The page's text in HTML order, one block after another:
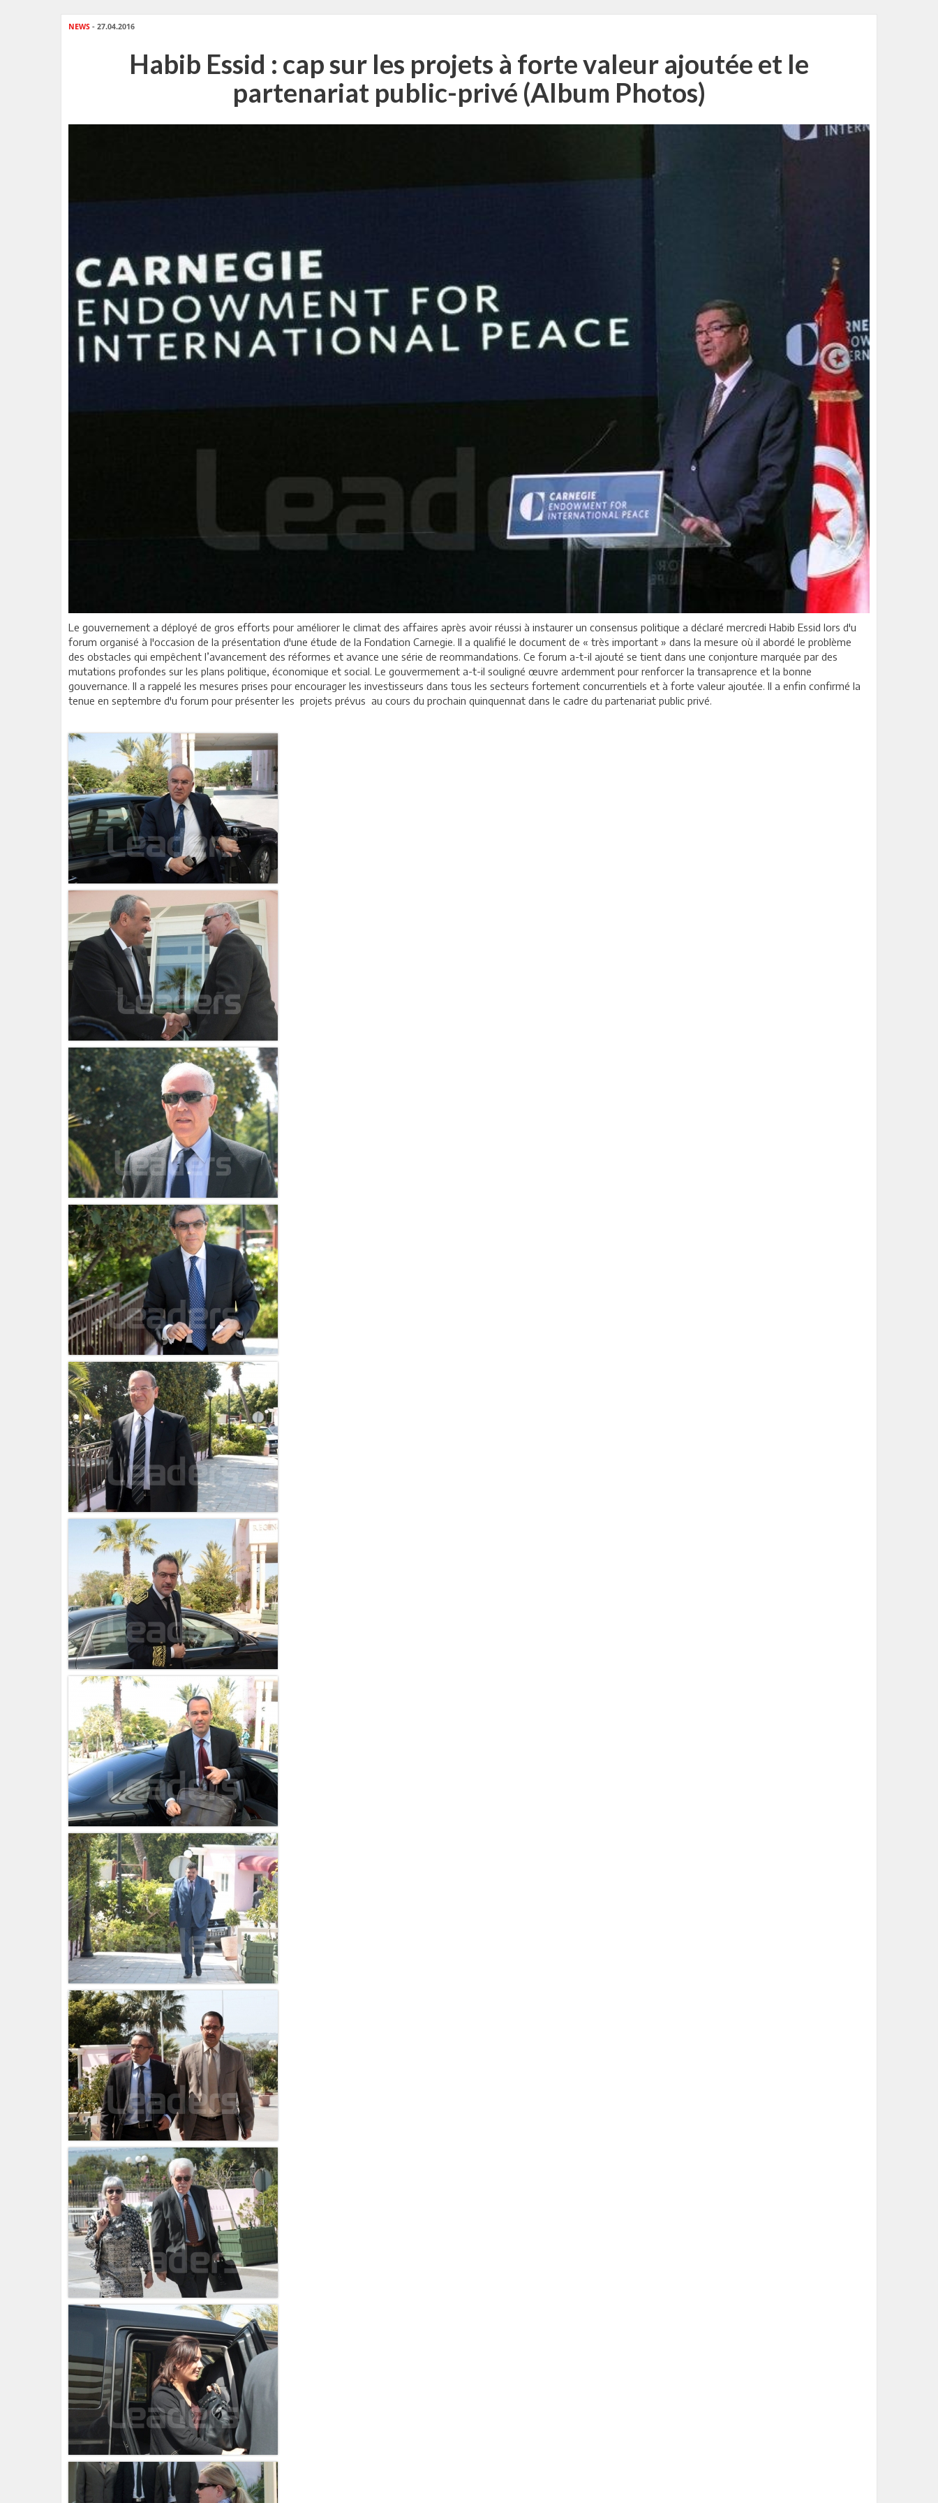
NEWS - 27.04.2016
Habib Essid : cap sur les projets à forte valeur ajoutée et le
partenariat public-privé (Album Photos)
Le gouvernement a déployé de gros efforts pour améliorer le climat des affaires après avoir réussi à instaurer un consensus politique a déclaré mercredi Habib Essid lors d'u
forum organisé à l'occasion de la présentation d'une étude de la Fondation Carnegie. Il a qualifié le document de « très important » dans la mesure où il abordé le problème
des obstacles qui empêchent l’avancement des réformes et avance une série de reommandations. Ce forum a-t-il ajouté se tient dans une conjonture marquée par des
mutations profondes sur les plans politique, économique et social. Le gouvermement a-t-il souligné œuvre ardemment pour renforcer la transaprence et la bonne
gouvernance. Il a rappelé les mesures prises pour encourager les investisseurs dans tous les secteurs fortement concurrentiels et à forte valeur ajoutée. Il a enfin confirmé la
tenue en septembre d'u forum pour présenter les projets prévus au cours du prochain quinquennat dans le cadre du partenariat public privé.